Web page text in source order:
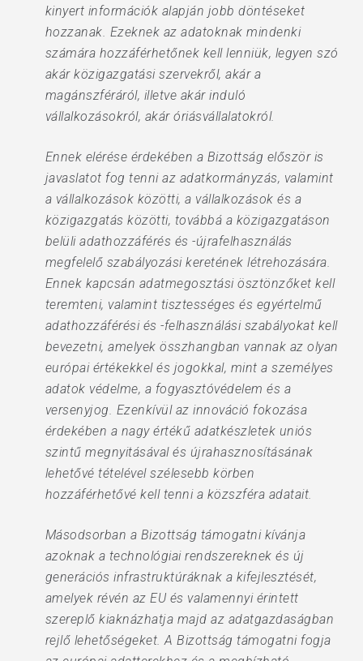
kinyert információk alapján jobb döntéseket
hozzanak. Ezeknek az adatoknak mindenki
számára hozzáférhetőnek kell lenniük, legyen szó
akár közigazgatási szervekről, akár a
magánszféráról, illetve akár induló
vállalkozásokról, akár óriásvállalatokról.
Ennek elérése érdekében a Bizottság először is
javaslatot fog tenni az adatkormányzás, valamint
a vállalkozások közötti, a vállalkozások és a
közigazgatás közötti, továbbá a közigazgatáson
belüli adathozzáférés és -újrafelhasználás
megfelelő szabályozási keretének létrehozására.
Ennek kapcsán adatmegosztási ösztönzőket kell
teremteni, valamint tisztességes és egyértelmű
adathozzáférési és -felhasználási szabályokat kell
bevezetni, amelyek összhangban vannak az olyan
európai értékekkel és jogokkal, mint a személyes
adatok védelme, a fogyasztóvédelem és a
versenyjog. Ezenkívül az innováció fokozása
érdekében a nagy értékű adatkészletek uniós
szintű megnyitásával és újrahasznosításának
lehetővé tételével szélesebb körben
hozzáférhetővé kell tenni a közszféra adatait.
Másodsorban a Bizottság támogatni kívánja
azoknak a technológiai rendszereknek és új
generációs infrastruktúráknak a kifejlesztését,
amelyek révén az EU és valamennyi érintett
szereplő kiaknázhatja majd az adatgazdaságban
rejlő lehetőségeket. A Bizottság támogatni fogja